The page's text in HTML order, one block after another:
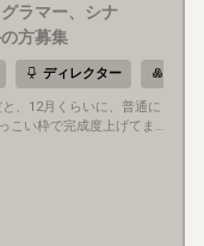
ラマー、シナ
方募集
ディレクター